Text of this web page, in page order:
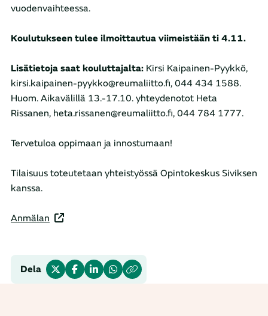
vuodenvaihteessa.
Koulutukseen tulee ilmoittautua viimeistään ti 4.11.
Lisätietoja saat kouluttajalta: Kirsi Kaipainen-Pyykkö,
kirsi.kaipainen-pyykko@reumaliitto.fi, 044 434 1588.
Huom. Aikavälillä 13.-17.10. yhteydenotot Heta
Rissanen, heta.rissanen@reumaliitto.fi, 044 784 1777.
Tervetuloa oppimaan ja innostumaan!
Tilaisuus toteutetaan yhteistyössä Opintokeskus Siviksen
kanssa.
Anmälan
Dela